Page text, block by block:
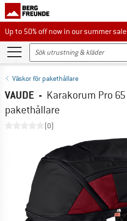
Up to 50% off now in our summer sale
Up to 50% off now in our summer
Väskor för pakethållare
VAUDE - Karakorum Pro
pakethållare
(0)